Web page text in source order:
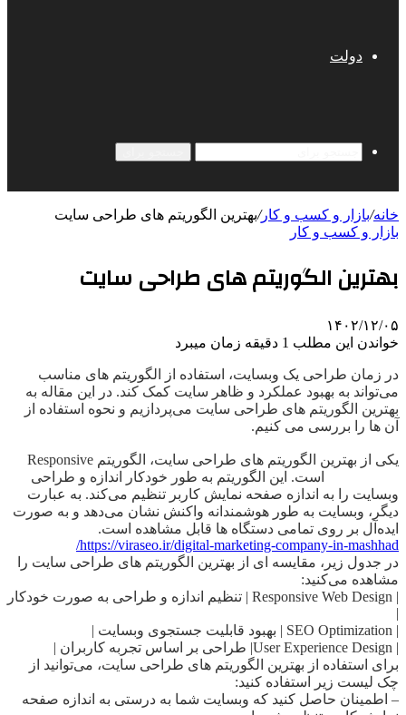
دولت
خانه/بازار و کسب و کار/بهترین الگوریتم های طراحی سایت
بازار و کسب و کار
بهترین الگوریتم های طراحی سایت
۱۴۰۲/۱۲/۰۵
خواندن این مطلب 1 دقیقه زمان میبرد
در زمان طراحی یک وبسایت، استفاده از الگوریتم های مناسب
می‌تواند به بهبود عملکرد و ظاهر سایت کمک کند. در این مقاله به
بهترین الگوریتم های طراحی سایت می‌پردازیم و نحوه استفاده از
آن ها را بررسی می کنیم.
یکی از بهترین الگوریتم های طراحی سایت، الگوریتم Responsive
Web Design است. این الگوریتم به طور خودکار اندازه و طراحی
وبسایت را به اندازه صفحه نمایش کاربر تنظیم می‌کند. به عبارت
دیگر، وبسایت به طور هوشمندانه واکنش نشان می‌دهد و به صورت
ایده‌آل بر روی تمامی دستگاه ها قابل مشاهده است.
https://viraseo.ir/digital-marketing-company-in-mashhad/
در جدول زیر، مقایسه ای از بهترین الگوریتم های طراحی سایت را
مشاهده می‌کنید:
| Responsive Web Design | تنظیم اندازه و طراحی به صورت خودکار
|
| SEO Optimization | بهبود قابلیت جستجوی وبسایت |
| User Experience Design| طراحی بر اساس تجربه کاربران |
برای استفاده از بهترین الگوریتم های طراحی سایت، می‌توانید از
چک لیست زیر استفاده کنید:
– اطمینان حاصل کنید که وبسایت شما به درستی به اندازه صفحه